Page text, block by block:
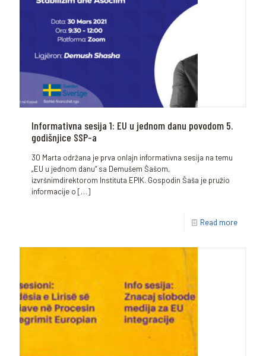
Informativna sesija 1: EU u jednom danu povodom 5.
godišnjice SSP-a
30 Marta održana je prva onlajn informativna sesija na temu
„EU u jednom danu“ sa Demušem Šašom,
izvršnimdirektorom Instituta EPIK. Gospodin Šaša je pružio
informacije o […]
Read more